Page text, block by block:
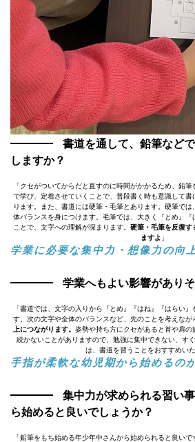
書道を通して、鉛筆など
しますか？
「クセがついてからだと直すのに時間がかかるため、鉛
で学び、定着させていくことで、普段書く時も意識して
ります。また、書道には硬筆・毛筆とあります。硬筆で
体バランスを身につけます。毛筆では、大きく『とめ』
ことで、文字への理解が深まります。 硬筆・毛筆を反復す
ますよ 」
学業に必要な集中力・想像力の向
学業へもよい影響がありそ
「書道では、文字の入りから『とめ』『はね』『はらい
す。次の文字や全体のバランスなど、先のことを考えなが
上につながります。 姿勢や持ち方にクセがあると首や肩
続かないことがありますので、勉強に集中できない、す
は、書道を習うことをおすすめいた
手指が柔軟な幼児期から始めるの
集中力が求められる習い
ら始めると良いでしょうか？
「鉛筆をもち始める年少年中さんから始められると良い